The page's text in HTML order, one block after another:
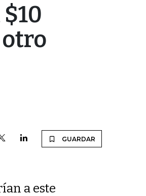
GUARDAR
a este